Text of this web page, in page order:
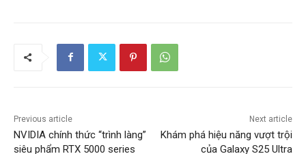
Previous article
NVIDIA chính thức “trình làng”
siêu phẩm RTX 5000 series
Next article
Khám phá hiệu năng vượt trội
của Galaxy S25 Ultra